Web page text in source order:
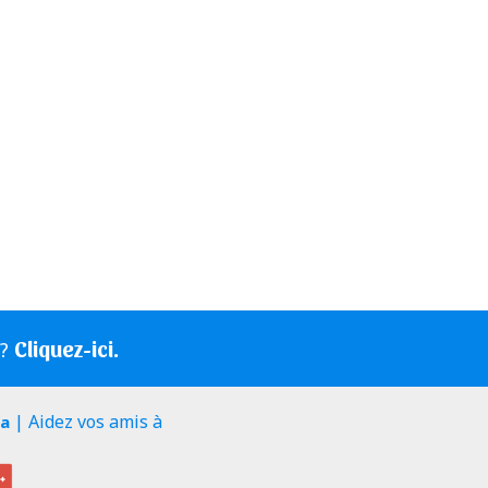
Cliquez-ici.
| Aidez vos amis à